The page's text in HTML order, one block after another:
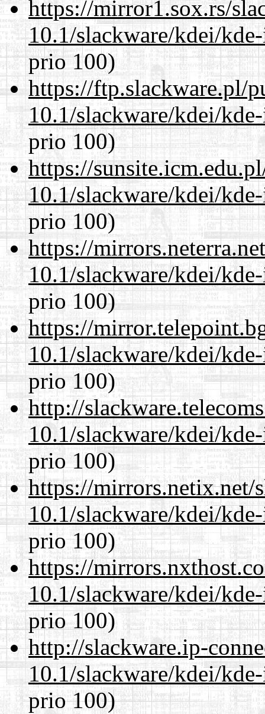
https://mirror1.sox.rs/
10.1/slackware/kdei/
prio 100)
https://ftp.slackware.pl/
10.1/slackware/kdei/
prio 100)
https://
10.1/slackware/kdei/
prio 100)
https://
10.1/slackware/kdei/
prio 100)
https://
10.1/slackware/kdei/
prio 100)
http://
10.1/slackware/kdei/
prio 100)
https://mirrors.netix.net/
10.1/slackware/kdei/
prio 100)
https://
10.1/slackware/kdei/
prio 100)
http://slackware.ip-
10.1/slackware/kdei/
prio 100)